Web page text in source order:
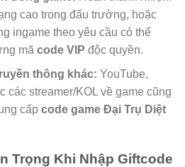
cao trong đấu trường, hoặc
ingame theo yêu cầu có thể
mã code VIP độc quyền.
thông khác: YouTube,
các streamer/KOL về game cũng
cấp code game Đại Trụ Diệt
Trọng Khi Nhập Giftcode